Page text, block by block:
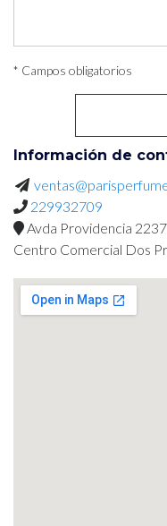
* Campos obligatorios
Información de
229932709
Avda Providencia
Centro Comercial Dos